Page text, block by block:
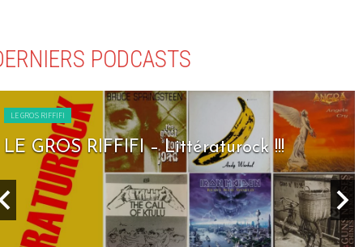
PODCASTS
LE GROS RIFFIFI
LE GROS RIFFIFI – Littératurock !!!